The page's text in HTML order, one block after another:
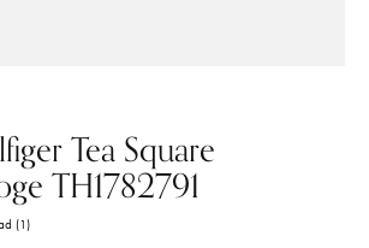
Tea Square
TH1782791
(1)